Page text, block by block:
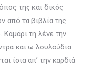
της και δικός
από τα βιβλία της.
τη λένε την
και ω λουλούδια
ίσια απ’ την καρδιά